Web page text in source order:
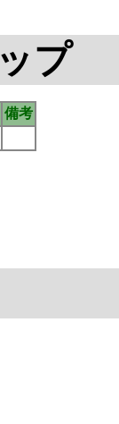
プ
備考